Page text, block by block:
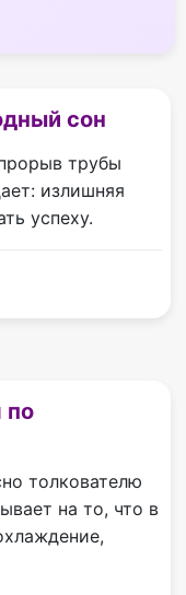
сон
трубы
излишняя
успеху.
по
толкователю
на то, что в